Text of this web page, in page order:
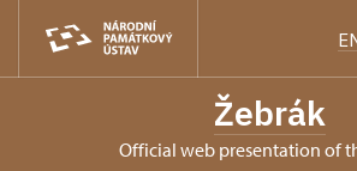
Žebrák
Official web presentation of